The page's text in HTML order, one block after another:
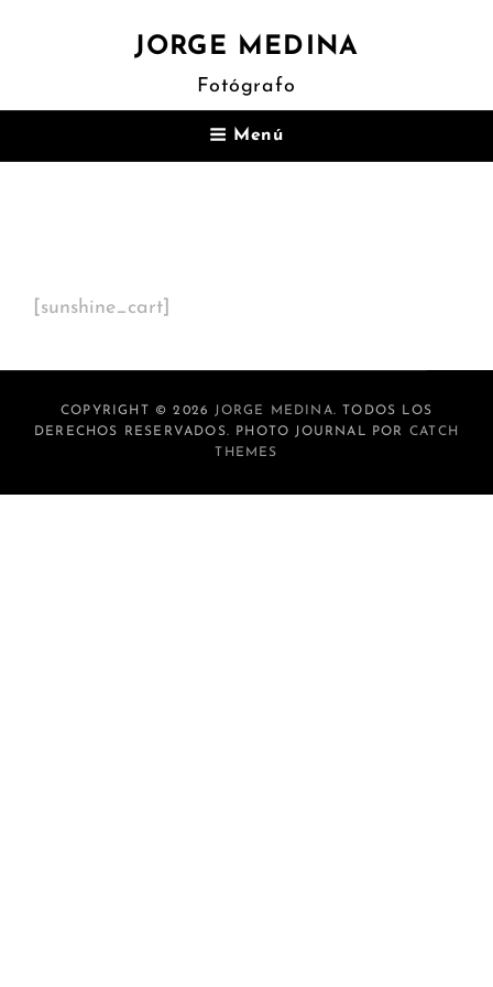
JORGE MEDINA
Fotógrafo
Menú
[sunshine_cart]
COPYRIGHT © 2026 JORGE MEDINA. TODOS LOS
DERECHOS RESERVADOS. PHOTO JOURNAL POR CATCH
THEMES